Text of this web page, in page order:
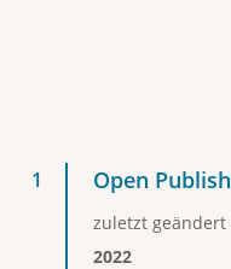
Open
zuletzt geändert
2022